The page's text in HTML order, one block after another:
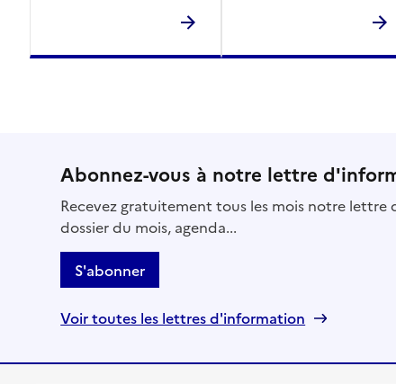
Abonnez-vous à notre lettre
Recevez gratuitement tous les mois notre
dossier du mois, agenda...
S'abonner
Voir toutes les lettres d'information